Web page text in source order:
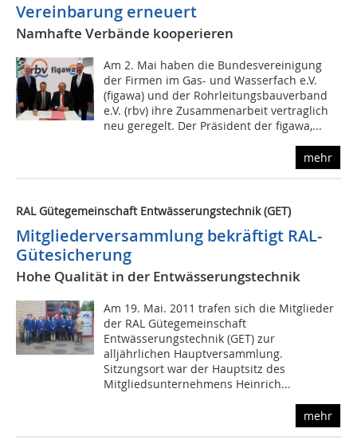
Vereinbarung erneuert
Namhafte Verbände kooperieren
Am 2. Mai haben die Bundesvereinigung
der Firmen im Gas- und Wasserfach e.V.
(figawa) und der Rohrleitungsbauverband
e.V. (rbv) ihre Zusammenarbeit vertraglich
neu geregelt. Der Präsident der figawa,...
mehr
RAL Gütegemeinschaft Entwässerungstechnik (GET)
Mitgliederversammlung bekräftigt RAL-
Gütesicherung
Hohe Qualität in der Entwässerungstechnik
Am 19. Mai. 2011 trafen sich die Mitglieder
der RAL Gütegemeinschaft
Entwässerungstechnik (GET) zur
alljährlichen Hauptversammlung.
Sitzungsort war der Hauptsitz des
Mitgliedsunternehmens Heinrich...
mehr